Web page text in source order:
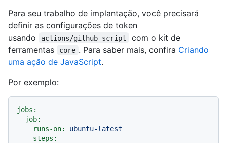
Para seu trabalho de implantação, você precisará
definir as configurações de token
usando
actions/github-script
com o kit de
ferramentas
core . Para saber mais, confira Criando
uma ação de JavaScript.
Por exemplo:
jobs:
job:
runs-on:
ubuntu-latest
steps: